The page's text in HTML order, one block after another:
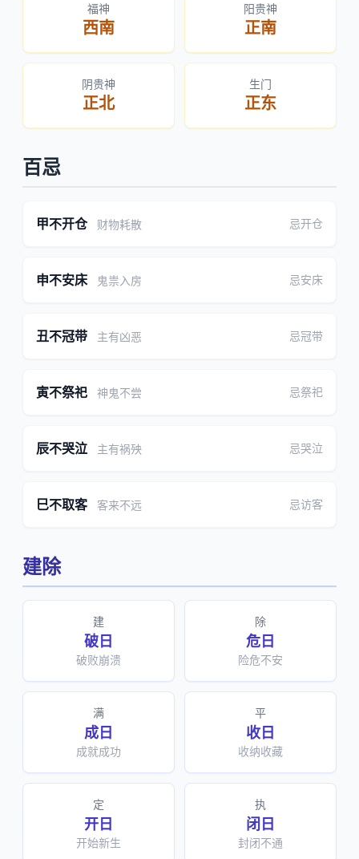
福神
西南
阳贵神
正南
阴贵神
正北
生门
正东
百忌
甲不开仓 财物耗散 忌开仓
申不安床 鬼祟入房 忌安床
丑不冠带 主有凶恶 忌冠带
寅不祭祀 神鬼不尝 忌祭祀
辰不哭泣 主有祸殃 忌哭泣
巳不取客 客来不远 忌访客
建除
建
破日
破败崩溃
除
危日
险危不安
满
成日
成就成功
平
收日
收纳收藏
定
开日
开始新生
执
闭日
封闭不通